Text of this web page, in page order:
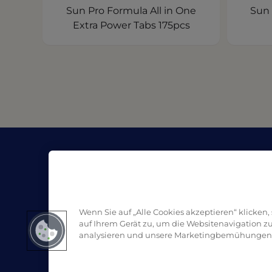
Sun Pro Formula All in One
Extra Power Tabs 175pcs
Sun
KontaktWenn Sie auf „Alle Cookies akzeptieren“
auf Ihrem Gerät zu, um die Websitenavigation
analysieren und unsere